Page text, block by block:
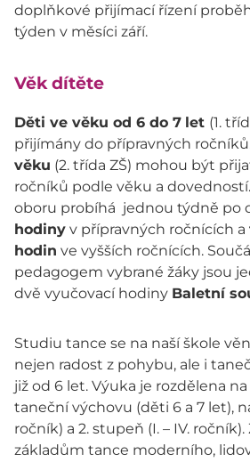
doplňkové přijímací řízení
týden v měsíci září.
Věk dítěte
Děti ve věku od 6 do 7 let (1.
přijímány do přípravných
věku (2. třída ZŠ) mohou být
ročníků podle věku a
oboru probíhá jednou týdně po
hodiny v přípravných ročnících a
hodin ve vyšších ročnících.
pedagogem vybrané žáky jsou
dvě vyučovací hodiny Baletní
Studiu tance se na naší škole
nejen radost z pohybu, ale i
již od 6 let. Výuka je rozdělena
taneční výchovu (děti 6 a 7 let), na
ročník) a 2. stupeň (I. – IV. ročník).
základům tance moderního,